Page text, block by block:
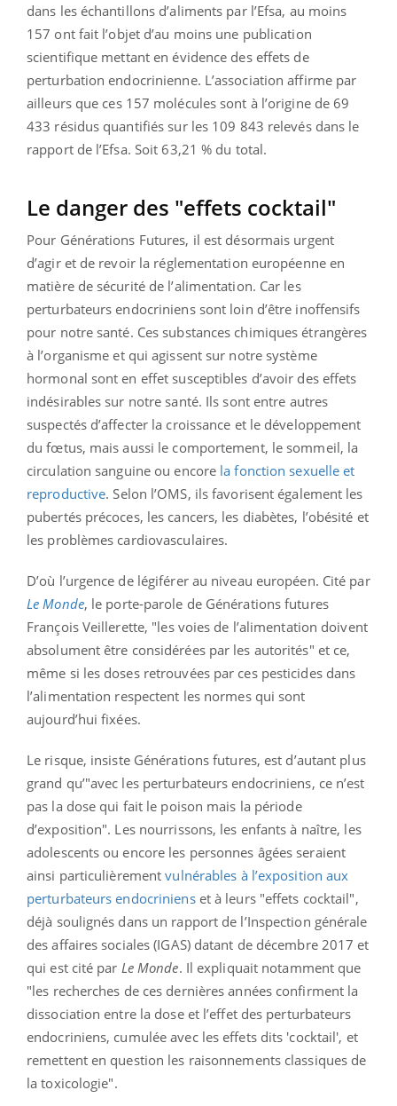
dans les échantillons d’aliments par l’Efsa, au moins
157 ont fait l’objet d’au moins une publication
scientifique mettant en évidence des effets de
perturbation endocrinienne. L’association affirme par
ailleurs que ces 157 molécules sont à l’origine de 69
433 résidus quantifiés sur les 109 843 relevés dans le
rapport de l’Efsa. Soit 63,21 % du total.
Le danger des "effets cocktail"
Pour Générations Futures, il est désormais urgent
d’agir et de revoir la réglementation européenne en
matière de sécurité de l’alimentation. Car les
perturbateurs endocriniens sont loin d’être inoffensifs
pour notre santé. Ces substances chimiques étrangères
à l’organisme et qui agissent sur notre système
hormonal sont en effet susceptibles d’avoir des effets
indésirables sur notre santé. Ils sont entre autres
suspectés d’affecter la croissance et le développement
du fœtus, mais aussi le comportement, le sommeil, la
circulation sanguine ou encore la fonction sexuelle et
reproductive. Selon l’OMS, ils favorisent également les
pubertés précoces, les cancers, les diabètes, l’obésité et
les problèmes cardiovasculaires.
D’où l’urgence de légiférer au niveau européen. Cité par
Le Monde, le porte-parole de Générations futures
François Veillerette, "les voies de l’alimentation doivent
absolument être considérées par les autorités" et ce,
même si les doses retrouvées par ces pesticides dans
l’alimentation respectent les normes qui sont
aujourd’hui fixées.
Le risque, insiste Générations futures, est d’autant plus
grand qu’"avec les perturbateurs endocriniens, ce n’est
pas la dose qui fait le poison mais la période
d’exposition". Les nourrissons, les enfants à naître, les
adolescents ou encore les personnes âgées seraient
ainsi particulièrementvulnérables à l’exposition aux
perturbateurs endocrinienset à leurs "effets cocktail",
déjà soulignés dans un rapport de l’Inspection générale
des affaires sociales (IGAS) datant de décembre 2017 et
qui est cité par Le Monde. Il expliquait notamment que
"les recherches de ces dernières années confirment la
dissociation entre la dose et l’effet des perturbateurs
endocriniens, cumulée avec les effets dits 'cocktail', et
remettent en question les raisonnements classiques de
la toxicologie".